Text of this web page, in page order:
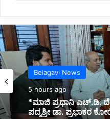
Belagavi News
5 hours ago
Kannada News
6 hours ago
*2025 ರಲ್ಲಿ
ಒಟ್ಟು ವೆಚ್ಚ ಎಷ್ಟು